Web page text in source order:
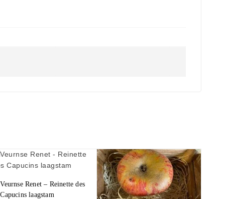
Veurnse Renet – Reinette des
Capucins laagstam